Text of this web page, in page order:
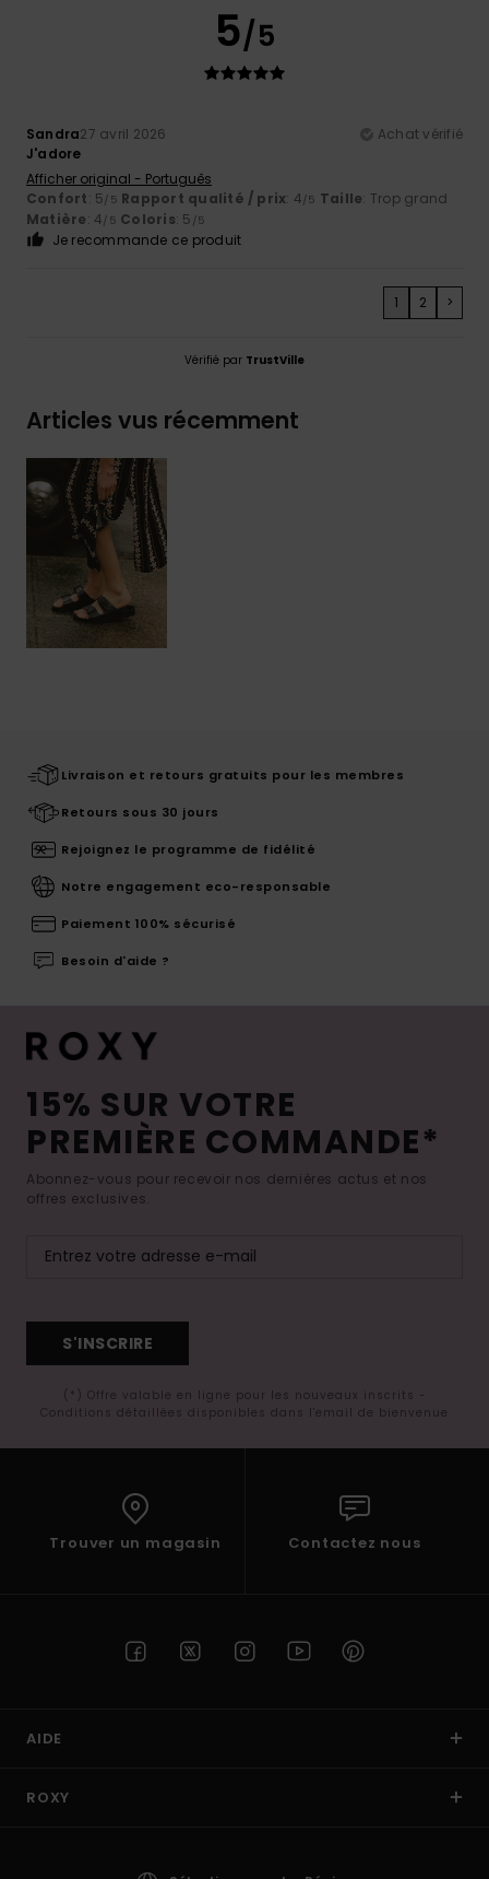
5/5
Sandra27 avril 2026
Achat vérifié
J'adore
Afficher original - Português
Confort: 5/5 Rapport qualité / prix: 4/5 Taille: Trop grand
Matière: 4/5 Coloris: 5 /5
Je recommande ce produit
1 2 >
Vérifié par TrustVille
Articles vus récemment
Livraison et retours gratuits pour les membres
Retours sous 30 jours
Rejoignez le programme de fidélité
Notre engagement eco-responsable
Paiement 100% sécurisé
Besoin d'aide ?
15% SUR VOTRE
PREMIÈRE COMMANDE*
Abonnez-vous pour recevoir nos dernières actus et nos
offres exclusives.
S'INSCRIRE
(*) Offre valable en ligne pour les nouveaux inscrits -
Conditions détaillées disponibles dans l'email de bienvenue
Trouver un magasin Contactez nous
AIDE
ROXY